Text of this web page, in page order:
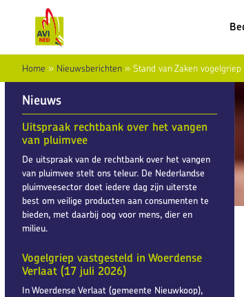
Home » Nieuwsberichten » Stand van Zaken
Nieuws
Uitspraak rechtbank over het vangen
van pluimvee
De uitspraak van de rechtbank over het vangen
van pluimvee stelt ons teleur. De Nederlandse
pluimveesector doet iedere dag zijn uiterste
best om veilige producten aan consumenten te
bieden, met daarbij oog voor mens, dier en
milieu.
Vogelgriep vastgesteld in Woerdense
Verlaat (17 juli 2026)
In Woerdense Verlaat (gemeente Nieuwkoop),